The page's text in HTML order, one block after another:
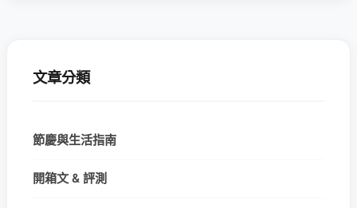
文章分類
節慶與生活指南
開箱文 & 評測